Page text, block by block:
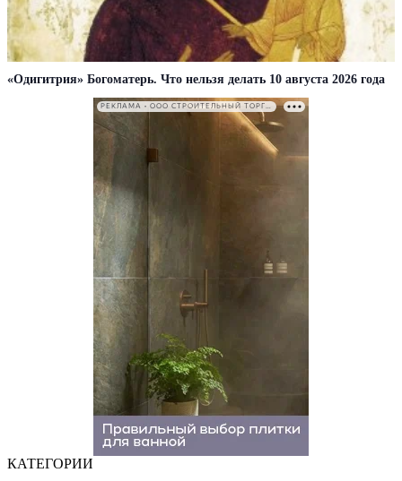
«Одигитрия» Богоматерь. Что нельзя делать 10 августа 2026 года
РЕКЛАМА • ООО СТРОИТЕЛЬНЫЙ ТОРГОВЫЙ ДОМ «ПЕТРОВИЧ». ИНН: 7802348846
КАТЕГОРИИ